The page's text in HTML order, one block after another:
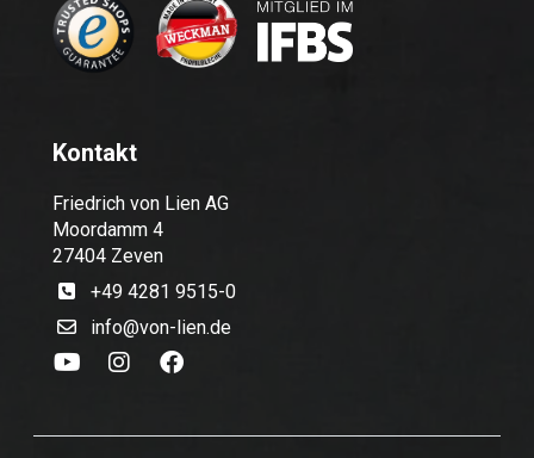
Kontakt
Friedrich von Lien AG
Moordamm 4
27404 Zeven
+49 4281 9515-0
info@von-lien.de